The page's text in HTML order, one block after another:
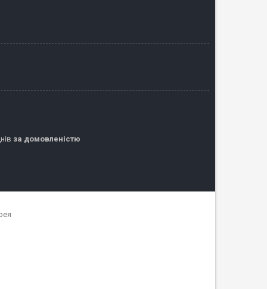
за домовленістю